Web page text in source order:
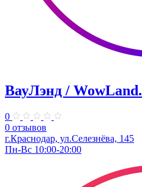
ВауЛэнд /
0
0 отзывов
г.Краснодар, ул.Селезнёва, 145
Пн-Вс 10:00-20:00